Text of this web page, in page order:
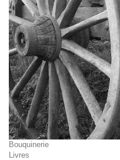
Bouquinerie
Livres